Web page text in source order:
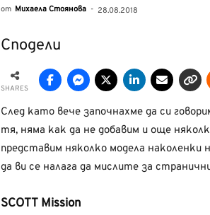
от Михаела Стоянова - 28.08.2018
Сподели
SHARES
След като вече започнахме да си
тя, няма как да не добавим и още
представим няколко модела
да ви се налага да мислите за
SCOTT Mission